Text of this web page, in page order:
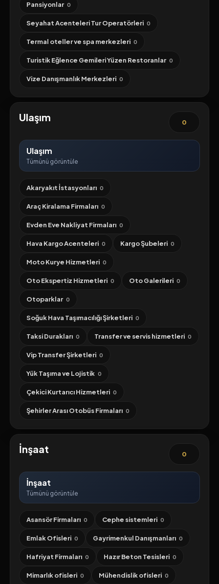
Pansiyonlar 0
Seyahat Acenteleri Tur Operatörleri 0
Termal oteller ve spa merkezleri 0
Turistik Eğlence Gemileri Yüzen Restoranlar 0
Vize Danışmanlık Merkezleri 0
Ulaşım 0
Ulaşım
Tümünü görüntüle
Akaryakıt İstasyonları 0
Araç Kiralama Firmaları 0
Evden Eve Nakliyat Firmaları 0
Hava Kargo Acenteleri 0 Kargo Şubeleri 0
Moto Kurye Hizmetleri 0
Oto Ekspertiz Hizmetleri 0 Oto Galerileri 0
Otoparklar 0
Soğuk Hava Taşımacılığı Şirketleri 0
Taksi Durakları 0 Transfer ve servis hizmetleri 0
Vip Transfer Şirketleri 0
Yük Taşıma ve Lojistik 0
Çekici Kurtarıcı Hizmetleri 0
Şehirler Arası Otobüs Firmaları 0
İnşaat 0
İnşaat
Tümünü görüntüle
Asansör Firmaları 0 Cephe sistemleri 0
Emlak Ofisleri 0 Gayrimenkul Danışmanları 0
Hafriyat Firmaları 0 Hazır Beton Tesisleri 0
Mimarlık ofisleri 0 Mühendislik ofisleri 0